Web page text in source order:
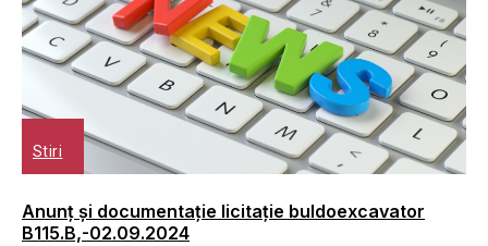
Stiri
Anunț și documentație licitație buldoexcavator
B115.B,-02.09.2024